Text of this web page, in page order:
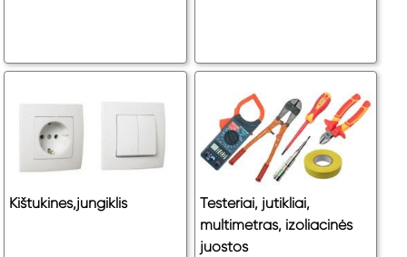
Kištukines,jungiklis
Testeriai, jutikliai,
multimetras, izoliacinės
juostos